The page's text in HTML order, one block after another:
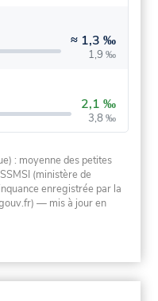
≈ 1,3 ‰
1,9 ‰
2,1 ‰
3,8 ‰
: moyenne des petites
(ministère de
enregistrée par la
— mis à jour en